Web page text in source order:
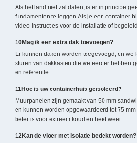
Als het land niet zal dalen, is er in principe
fundamenten te leggen.Als je een container
video-instructies voor de installatie of
10Mag ik een extra dak toevoegen?
Er kunnen daken worden toegevoegd, en we
sturen van dakkasten die we eerder hebben
en referentie.
11Hoe is uw containerhuis geïsoleerd?
Muurpanelen zijn gemaakt van 50 mm
en kunnen worden opgewaardeerd tot 75
beter is voor extreem koud en heet weer.
12Kan de vloer met isolatie bedekt worden?